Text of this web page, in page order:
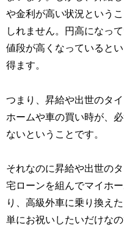
や金利が高い状況という
しれません。円高になっ
値段が高くなっていると
得ます。
つまり、昇給や出世のタ
ホームや車の買い時が、
ないということです。
それなのに昇給や出世の
宅ローンを組んでマイホ
り、高級外車に乗り換えた
単にお祝いしたいだけな